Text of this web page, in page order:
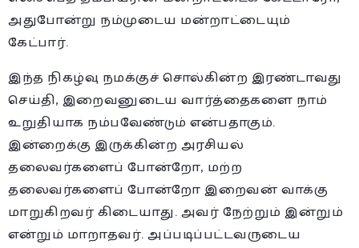
அதுபோன்று நம்முடைய மன்றாட்டையும்
கேட்பார்.
இந்த நிகழ்வு நமக்குச் சொல்கின்ற இரண்டாவது
செய்தி, இறைவனுடைய வார்த்தைகளை நாம்
உறுதியாக நம்பவேண்டும் என்பதாகும்.
இன்றைக்கு இருக்கின்ற அரசியல்
தலைவர்களைப் போன்றோ, மற்ற
தலைவர்களைப் போன்றோ இறைவன் வாக்கு
மாறுகிறவர் கிடையாது. அவர் நேற்றும் இன்றும்
என்றும் மாறாதவர். அப்படிப்பட்டவருடைய